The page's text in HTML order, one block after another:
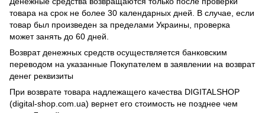
товара на срок не более 30 календарных дней. В случае, если
товар был произведен за пределами Украины, проверка
может занять до 60 дней.
Возврат денежных средств осуществляется банковским
переводом на указанные Покупателем в заявлении на возврат
денег реквизиты
При возврате товара надлежащего качества DIGITALSHOP
(digital-shop.com.ua) вернет его стоимость не позднее чем